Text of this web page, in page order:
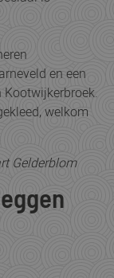
en een
welkom
Gelderblom